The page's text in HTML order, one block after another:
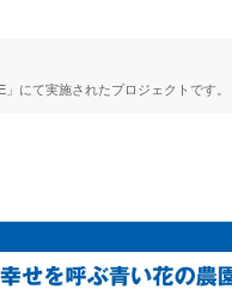
にて実施されたプロジェクトです。